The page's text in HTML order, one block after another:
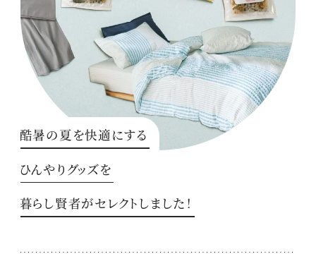
酷暑の夏を快適にする
ひんやりグッズを
暮らし賢者がセレクトしました！